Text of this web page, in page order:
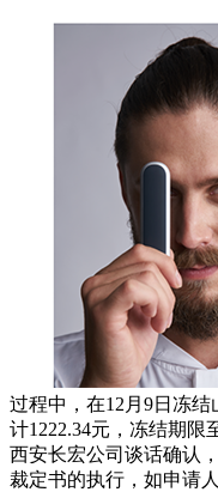
过程中，在12月9日冻
计1222.34元，冻结期限
西安长宏公司谈话确认
裁定书的执行，如申请